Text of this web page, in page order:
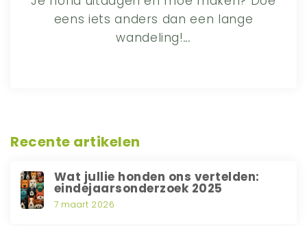
Recente artikelen
Wat jullie honden ons vertelden:
eindejaarsonderzoek 2025
7 maart 2026
eens iets anders dan een lange
wandeling!...